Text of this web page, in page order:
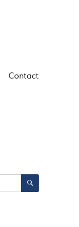
Contact